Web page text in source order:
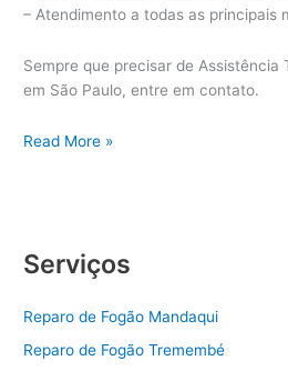
– Atendimento a todas as principais
Sempre que precisar de Assistência
em São Paulo, entre em contato.
Assistência
Read More »
Serviços
Reparo de Fogão Mandaqui
Reparo de Fogão Tremembé